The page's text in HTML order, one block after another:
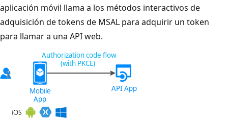
aplicación móvil llama a los métodos interactivos de
adquisición de tokens de MSAL para adquirir un token
para llamar a una API web.